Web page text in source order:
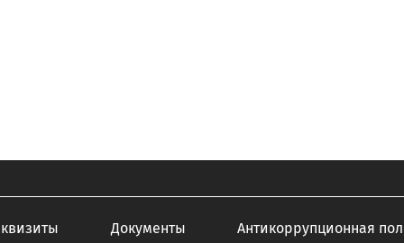
Документы Антикоррупционная